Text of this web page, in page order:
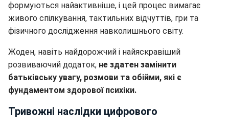
формуються найактивніше, і цей процес вимагає
живого спілкування, тактильних відчуттів, гри та
фізичного дослідження навколишнього світу.
Жоден, навіть найдорожчий і найяскравіший
розвиваючий додаток, не здатен замінити
батьківську увагу, розмови та обійми, які є
фундаментом здорової психіки.
Тривожні наслідки цифрового